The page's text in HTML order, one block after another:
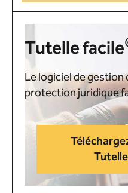
Tutelle facile
Le logiciel de
protection juridique